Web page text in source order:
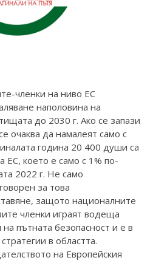
членки на ниво ЕС
наполовина на
до 2030 г. Ако се запази
очаква да намалеят само с
година 20 400 души са
ЕС, което е само с 1% по-
2022 г. Не само
за това
защото националните
членки играят водеща
пътната безопасност и е в
в областта.
на Европейския